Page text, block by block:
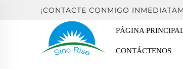
¡CONTACTE CONMIGO
PÁGINA
CONTÁCTENOS